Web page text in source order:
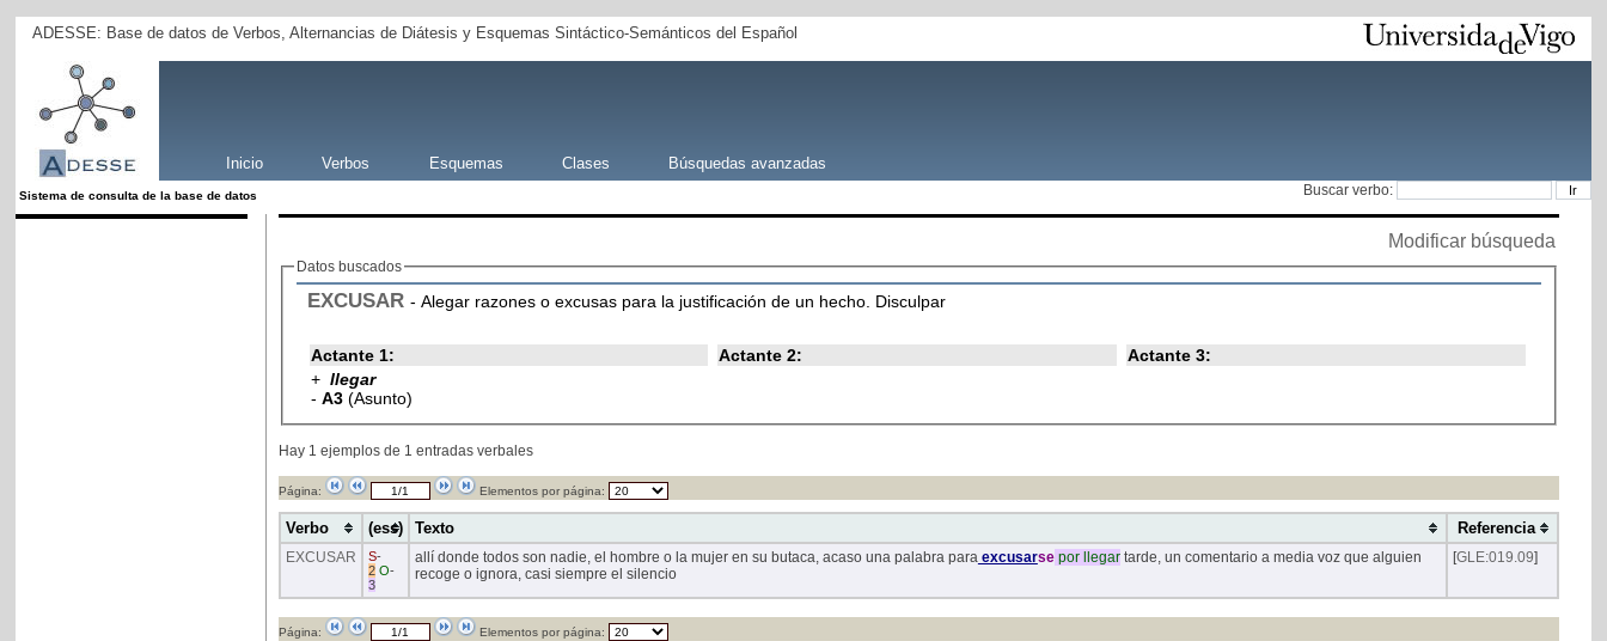
ADESSE: Base de datos de Verbos, Alternancias de Diátesis y Esquemas Sintáctico-Semánticos del Español
Inicio Verbos Esquemas Clases Búsquedas avanzadas
Sistema de consulta de la base de datos Buscar verbo:
Modificar búsqueda
Datos buscados
EXCUSAR - Alegar razones o excusas para la justificación de un hecho. Disculpar
Actante 1:
+ llegar
- A3 (Asunto)
Actante 2: Actante 3:
Hay 1 ejemplos de 1 entradas verbales
Página: Elementos por página:
Verbo (ess) Texto Referencia
EXCUSAR S-
2 O-
3
allí donde todos son nadie, el hombre o la mujer en su butaca, acaso una palabra paraexcusarseporllegartarde, un comentario a media voz que alguien
recoge o ignora, casi siempre el silencio
[GLE:019.09]
Página: Elementos por página: